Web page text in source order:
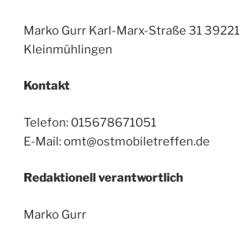
Marko Gurr Karl-Marx-Straße 31 39221
Kleinmühlingen
Kontakt
Telefon: 015678671051
E-Mail: omt@ostmobiletreffen.de
Redaktionell verantwortlich
Marko Gurr